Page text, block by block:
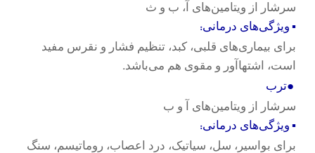
سرشار از ویتامین‌های آ، ب و ث
▪ ویژگی‌های درمانی:
برای بیماری‌های قلبی، کبد، تنظیم فشار و نقرس مفید
است، اشتهاآور و مقوی هم می‌باشد.
●ترب
سرشار از ویتامین‌های آ و ب
▪ ویژگی‌های درمانی:
برای بواسیر، سل، سیاتیک، درد اعصاب، روماتیسم، سنگ